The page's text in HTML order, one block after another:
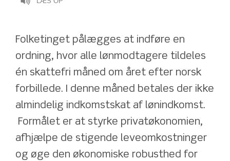
Folketinget pålægges at indføre en
ordning, hvor alle lønmodtagere tildeles
én skattefri måned om året efter norsk
forbillede. I denne måned betales der ikke
almindelig indkomstskat af lønindkomst.
afhjælpe de stigende leveomkostninger
og øge den økonomiske robusthed for